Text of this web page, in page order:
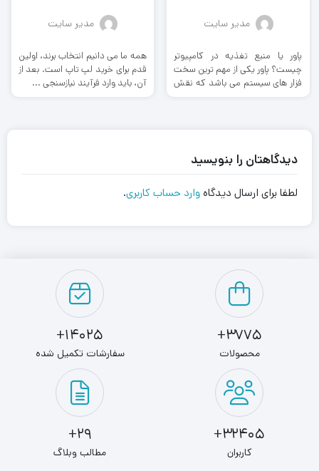
مدیر سایت
پاور یا منبع تغذیه در کامپیوتر
چیست؟ پاور یکی از مهم ترین سخت
فزار های سیستم می باشد که نقش
مدیر سایت
همه ما می دانیم انتخاب برند، اولین
قدم برای خرید لپ تاپ است. بعد از
آن، باید وارد فرآیند نیازسنجی ...
دیدگاهتان را بنویسید
لطفا برای ارسال دیدگاهوارد حساب کاربری.
3775+
محصولات
14025+
سفارشات تکمیل شده
32405+
کاربران
29+
مطالب وبلاگ